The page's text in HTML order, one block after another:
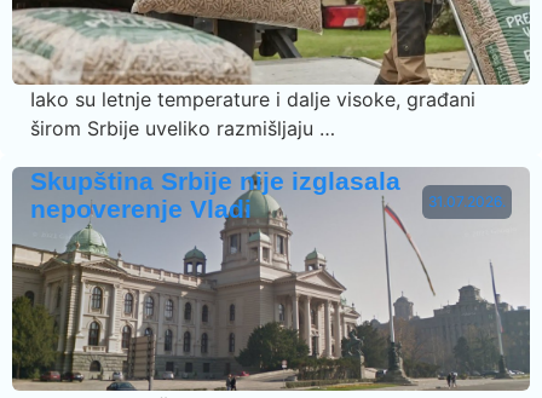
Iako su letnje temperature i dalje visoke, građani
širom Srbije uveliko razmišljaju …
31.07.2026.
Skupština Srbije nije izglasala
nepoverenje Vladi